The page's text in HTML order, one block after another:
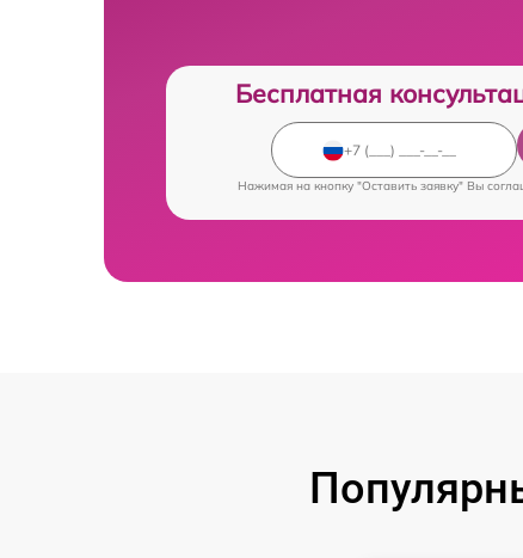
Бесплатная
Нажимая на кнопку "Оставить заявку" Вы